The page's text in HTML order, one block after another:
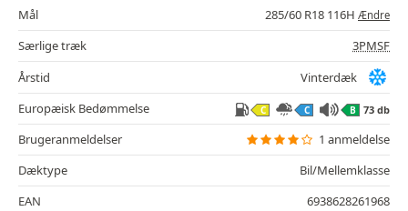
Mål
285/60 R18 116H Ændre
Særlige træk
3PMSF
Årstid
Vinterdæk
Europæisk Bedømmelse
C C B 73 db
Brugeranmeldelser
1 anmeldelse
Dæktype
Bil/Mellemklasse
EAN
6938628261968